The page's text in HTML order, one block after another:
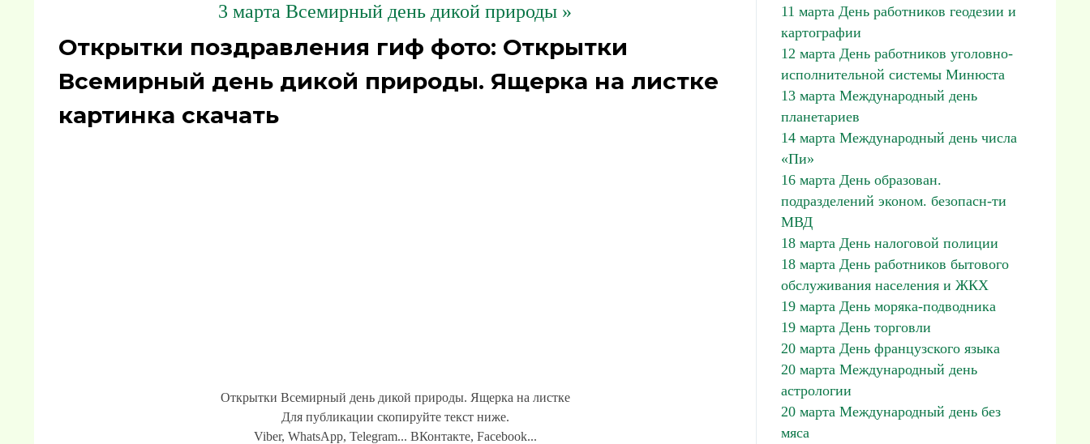
3 марта Всемирный день дикой природы »
Открытки поздравления гиф фото: Открытки
Всемирный день дикой природы. Ящерка на листке
картинка скачать
Открытки Всемирный день дикой природы. Ящерка на листке
Для публикации скопируйте текст ниже.
Viber, WhatsApp, Telegram... ВКонтакте, Facebook...
11 марта День работников геодезии и
картографии
12 марта День работников уголовно-
исполнительной системы Минюста
13 марта Международный день
планетариев
14 марта Международный день числа
«Пи»
16 марта День образован.
подразделений эконом. безопасн-ти
МВД
18 марта День налоговой полиции
18 марта День работников бытового
обслуживания населения и ЖКХ
19 марта День моряка-подводника
19 марта День торговли
20 марта День французского языка
20 марта Международный день
астрологии
20 марта Международный день без
мяса